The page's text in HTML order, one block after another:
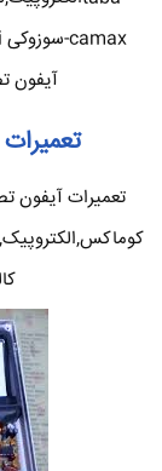
آیفون
تعمیرات آیفون